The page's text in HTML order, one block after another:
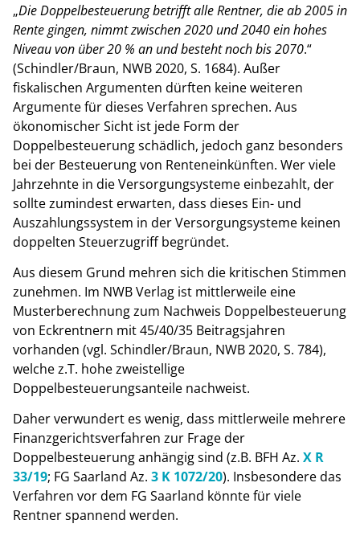
„Die Doppelbesteuerung betrifft alle Rentner, die ab 2005 in
Rente gingen, nimmt zwischen 2020 und 2040 ein hohes
Niveau von über 20 % an und besteht noch bis 2070.“
(Schindler/Braun, NWB 2020, S. 1684). Außer
fiskalischen Argumenten dürften keine weiteren
Argumente für dieses Verfahren sprechen. Aus
ökonomischer Sicht ist jede Form der
Doppelbesteuerung schädlich, jedoch ganz besonders
bei der Besteuerung von Renteneinkünften. Wer viele
Jahrzehnte in die Versorgungsysteme einbezahlt, der
sollte zumindest erwarten, dass dieses Ein- und
Auszahlungssystem in der Versorgungsysteme keinen
doppelten Steuerzugriff begründet.
Aus diesem Grund mehren sich die kritischen Stimmen
zunehmen. Im NWB Verlag ist mittlerweile eine
Musterberechnung zum Nachweis Doppelbesteuerung
von Eckrentnern mit 45/40/35 Beitragsjahren
vorhanden (vgl. Schindler/Braun, NWB 2020, S. 784),
welche z.T. hohe zweistellige
Doppelbesteuerungsanteile nachweist.
Daher verwundert es wenig, dass mittlerweile mehrere
Finanzgerichtsverfahren zur Frage der
Doppelbesteuerung anhängig sind (z.B. BFH Az. X R
33/19; FG Saarland Az. 3 K 1072/20). Insbesondere das
Verfahren vor dem FG Saarland könnte für viele
Rentner spannend werden.